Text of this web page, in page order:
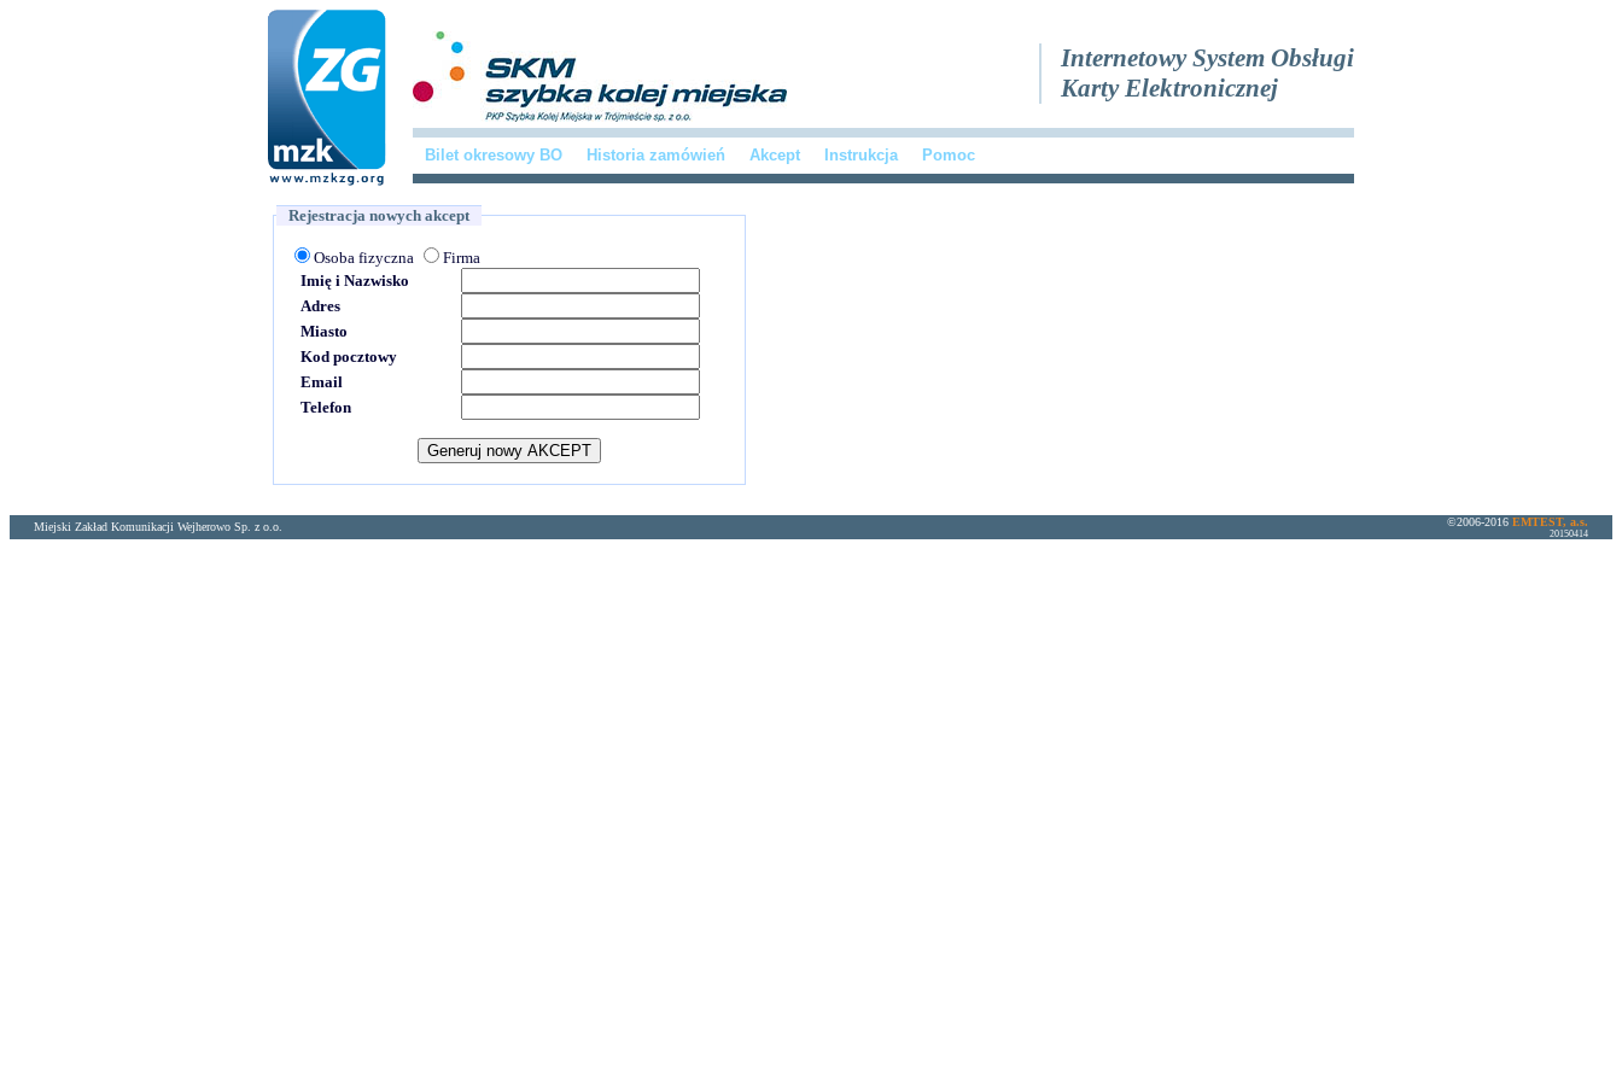
Internetowy System Obsługi
Karty Elektronicznej
Bilet okresowy BO Historia zamówień Akcept Instrukcja Pomoc
Rejestracja nowych akcept
Osoba fizyczna
Firma
Imię i Nazwisko
Adres
Miasto
Kod pocztowy
Email
Telefon
Miejski Zakład Komunikacji Wejherowo Sp. z o.o. ©2006-2016 EMTEST, a.s.
20150414